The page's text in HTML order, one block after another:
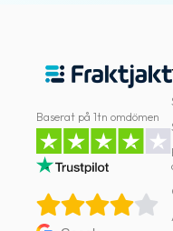
Baserat på 1tn omdömen